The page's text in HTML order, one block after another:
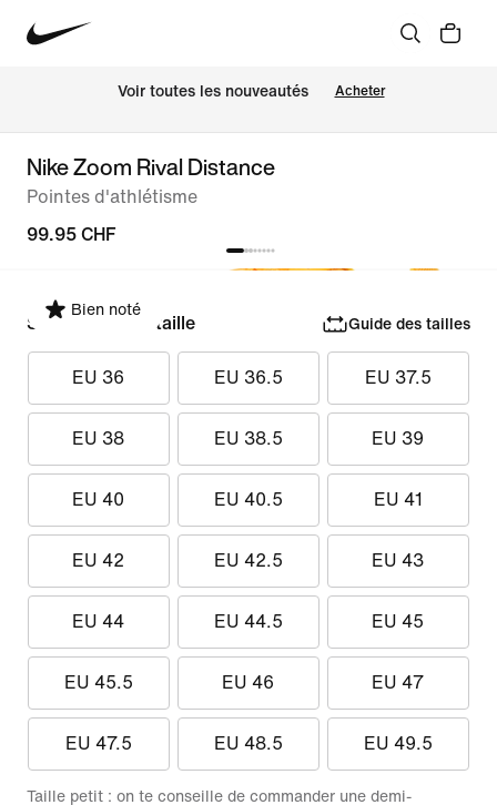
Voir toutes les nouveautés Acheter
Nike Zoom Rival Distance
Pointes d'athlétisme
99.95 CHF
Bien noté
Sélectionner la taille Guide des tailles
EU 36 EU 36.5 EU 37.5
EU 38 EU 38.5 EU 39
EU 40 EU 40.5 EU 41
EU 42 EU 42.5 EU 43
EU 44 EU 44.5 EU 45
EU 45.5 EU 46 EU 47
EU 47.5 EU 48.5 EU 49.5
Taille petit : on te conseille de commander une demi-